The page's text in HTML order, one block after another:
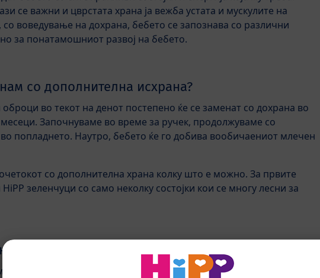
се важни и цврстата храна ја вежба устата и мускулите на
воведување на дохрана, бебето се запознава со различни
за понатамошниот развој на бебето.
со дополнителна исхрана?
во текот на денот постепено ќе се заменат со дохрана во
Започнуваме во време за ручек, продолжуваме со
во попладнето. Наутро, бебето ќе го добива вообичаениот млечен
со дополнителна храна колку што е можно. За првите
зеленчуци со само неколку состојки кои се многу лесни за
лажици пасиран зеленчук за време на ручек (на пр. Беби